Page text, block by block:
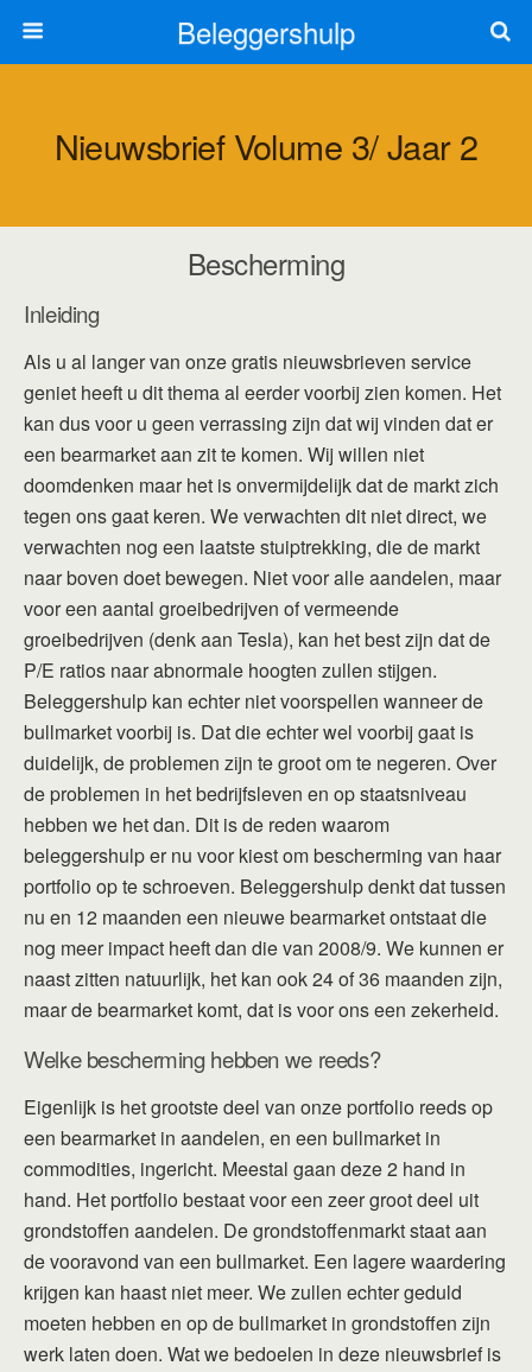
Beleggershulp
Nieuwsbrief Volume 3/ Jaar 2
Bescherming
Inleiding
Als u al langer van onze gratis nieuwsbrieven service
geniet heeft u dit thema al eerder voorbij zien komen. Het
kan dus voor u geen verrassing zijn dat wij vinden dat er
een bearmarket aan zit te komen. Wij willen niet
doomdenken maar het is onvermijdelijk dat de markt zich
tegen ons gaat keren. We verwachten dit niet direct, we
verwachten nog een laatste stuiptrekking, die de markt
naar boven doet bewegen. Niet voor alle aandelen, maar
voor een aantal groeibedrijven of vermeende
groeibedrijven (denk aan Tesla), kan het best zijn dat de
P/E ratios naar abnormale hoogten zullen stijgen.
Beleggershulp kan echter niet voorspellen wanneer de
bullmarket voorbij is. Dat die echter wel voorbij gaat is
duidelijk, de problemen zijn te groot om te negeren. Over
de problemen in het bedrijfsleven en op staatsniveau
hebben we het dan. Dit is de reden waarom
beleggershulp er nu voor kiest om bescherming van haar
portfolio op te schroeven. Beleggershulp denkt dat tussen
nu en 12 maanden een nieuwe bearmarket ontstaat die
nog meer impact heeft dan die van 2008/9. We kunnen er
naast zitten natuurlijk, het kan ook 24 of 36 maanden zijn,
maar de bearmarket komt, dat is voor ons een zekerheid.
Welke bescherming hebben we reeds?
Eigenlijk is het grootste deel van onze portfolio reeds op
een bearmarket in aandelen, en een bullmarket in
commodities, ingericht. Meestal gaan deze 2 hand in
hand. Het portfolio bestaat voor een zeer groot deel uit
grondstoffen aandelen. De grondstoffenmarkt staat aan
de vooravond van een bullmarket. Een lagere waardering
krijgen kan haast niet meer. We zullen echter geduld
moeten hebben en op de bullmarket in grondstoffen zijn
werk laten doen. Wat we bedoelen in deze nieuwsbrief is